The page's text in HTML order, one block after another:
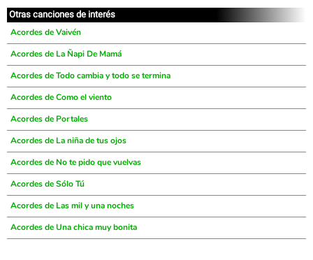
Otras canciones de interés
Acordes de Vaivén
Acordes de La Ñapi De Mamá
Acordes de Todo cambia y todo se termina
Acordes de Como el viento
Acordes de Portales
Acordes de La niña de tus ojos
Acordes de No te pido que vuelvas
Acordes de Sólo Tú
Acordes de Las mil y una noches
Acordes de Una chica muy bonita